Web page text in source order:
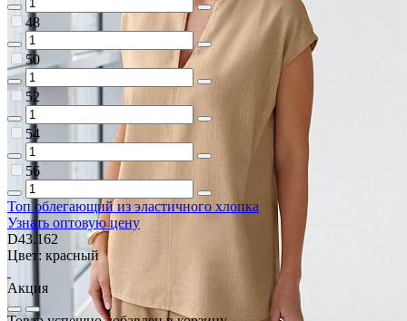
48
50
52
54
56
Топ облегающий из эластичного хлопка
Узнать оптовую цену
D43.162
Цвет: красный
Акция